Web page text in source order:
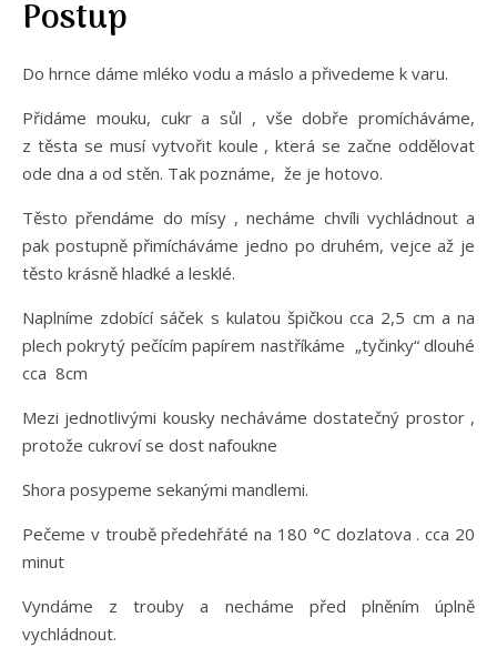
Postup
Do hrnce dáme mléko vodu a máslo a přivedeme k varu.
Přidáme mouku, cukr a sůl , vše dobře promícháváme,
z těsta se musí vytvořit koule , která se začne oddělovat
ode dna a od stěn. Tak poznáme, že je hotovo.
Těsto přendáme do mísy , necháme chvíli vychládnout a
pak postupně přimícháváme jedno po druhém, vejce až je
těsto krásně hladké a lesklé.
Naplníme zdobící sáček s kulatou špičkou cca 2,5 cm a na
plech pokrytý pečícím papírem nastříkáme „tyčinky“ dlouhé
cca 8cm
Mezi jednotlivými kousky necháváme dostatečný prostor ,
protože cukroví se dost nafoukne
Shora posypeme sekanými mandlemi.
Pečeme v troubě předehřáté na 180 °C dozlatova . cca 20
minut
Vyndáme z trouby a necháme před plněním úplně
vychládnout.